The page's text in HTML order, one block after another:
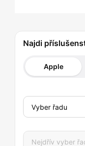
Najdi
Apple